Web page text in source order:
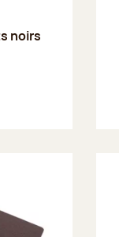
noirs